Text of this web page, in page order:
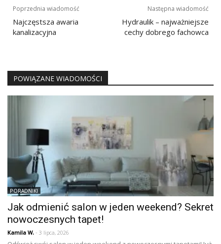
Nawigacja
wpisu
Poprzednia wiadomość
Najczęstsza awaria
kanalizacyjna
Następna wiadomość
Hydraulik – najważniejsze
cechy dobrego fachowca
POWIĄZANE WIADOMOŚCI
PORADNIKI
Jak odmienić salon w jeden weekend? Sekret
nowoczesnych tapet!
Kamila W. - 3 lipca, 2026